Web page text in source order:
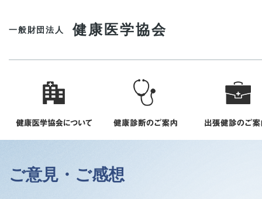
一般財団法人 健康医学協会
ご意見・ご感想